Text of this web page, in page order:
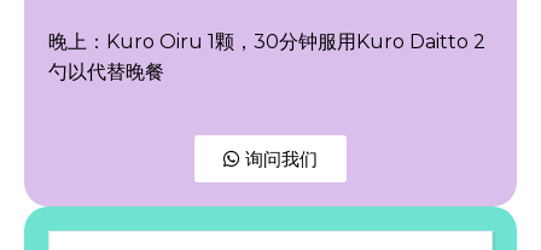
晚上：Kuro Oiru 1颗，30分钟服用Kuro Daitto 2
勺以代替晚餐
询问我们